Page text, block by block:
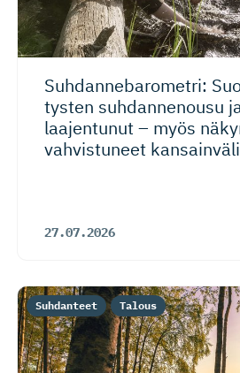
Suhdanneba­ro­metri:
tysten suhdannenousu
laajentunut – myös
vahvistuneet
27.07.2026
Suhdanteet Talous